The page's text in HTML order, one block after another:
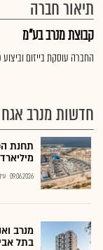
תיאור חברה
קבוצת מנרב בע"מ
החברה עוסקת בייזום וביצוע
חדשות מנרב
09.06.2026
בתל